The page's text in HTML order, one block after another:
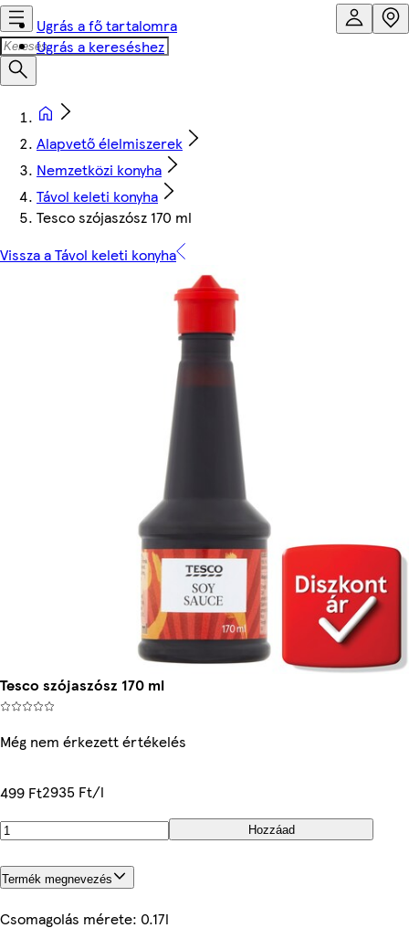
Ugrás a fő tartalomra
Ugrás a kereséshez
Alapvető élelmiszerek
Nemzetközi konyha
Távol keleti konyha
Tesco szójaszósz 170 ml
Vissza a Távol keleti konyha
Tesco szójaszósz 170 ml
Még nem érkezett értékelés
499 Ft2935 Ft/l
Hozzáad
Termék megnevezés
Csomagolás mérete: 0.17l